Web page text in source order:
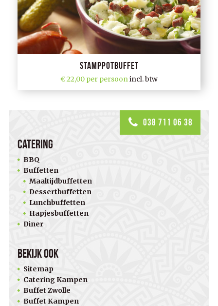
Stamppotbuffet
22,00 per persoonincl. btw
038 711 06 38
Catering
BBQ
Buffetten
Maaltijdbuffetten
Dessertbuffetten
Lunchbuffetten
Hapjesbuffetten
Diner
Bekijk ook
Sitemap
Catering Kampen
Buffet Zwolle
Buffet Kampen